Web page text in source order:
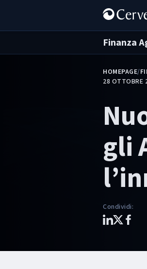
Finanza
HOMEPAGE/
28 OTTOBRE
gli
Condividi: